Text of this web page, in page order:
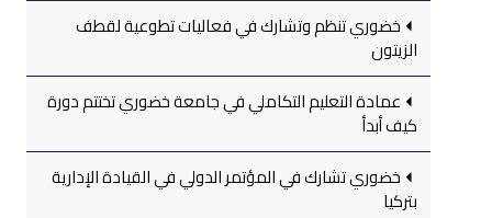
خضوري تنظم وتشارك في فعاليات تطوعية لقطف
الزيتون
عمادة التعليم التكاملي في جامعة خضوري تختتم دورة
كيف أبدأ
خضوري تشارك في المؤتمر الدولي في القيادة الإدارية
بتركيا